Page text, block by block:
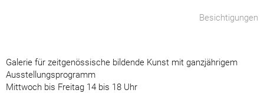
Besichtigungen
Galerie für zeitgenössische bildende Kunst mit ganzjährigem
Ausstellungsprogramm
Mittwoch bis Freitag 14 bis 18 Uhr